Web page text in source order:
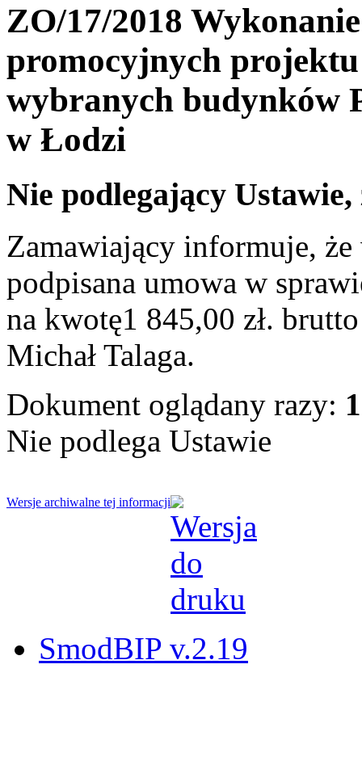
ZO/17/2018
promocyjnych
wybranych budynków
w Łodzi
Nie podlegający
Zamawiający informuje, że
podpisana umowa w
na kwotę1 845,00 zł.
Michał Talaga.
Dokument oglądany razy:
Nie podlega Ustawie
Wersje archiwalne tej informacji
SmodBIP v.2.19